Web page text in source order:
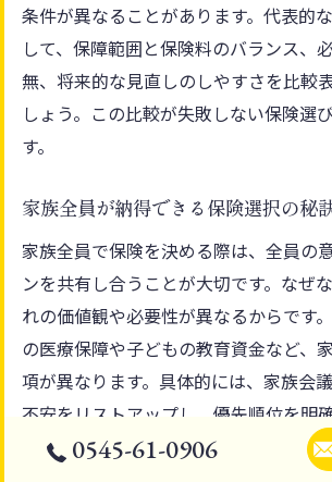
条件が異なることがあります。代表的
して、保障範囲と保険料のバランス、
無、将来的な見直しのしやすさを比較
しょう。この比較が失敗しない保険選
す。
家族全員が納得できる保険選択の秘
家族全員で保険を決める際は、全員の
ンを共有し合うことが大切です。なぜ
れの価値観や必要性が異なるからです
の医療保障や子どもの教育資金など、
項が異なります。具体的には、家族会議
不安をリストアップし、優先順位を明
こうした手順を踏むことで、全員が納
0545-61-0906